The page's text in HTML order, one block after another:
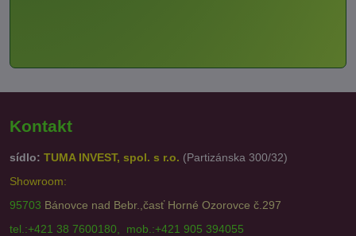
Kontakt
sídlo: TUMA INVEST, spol. s r.o. (Partizánska 300/32)
Showroom:
95703 Bánovce nad Bebr.,časť Horné Ozorovce č.297
tel.:+421 38 7600180, mob.:+421 905 394055